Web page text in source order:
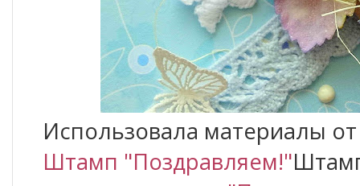
Использовала материалы
Штамп "Поздравляем!"